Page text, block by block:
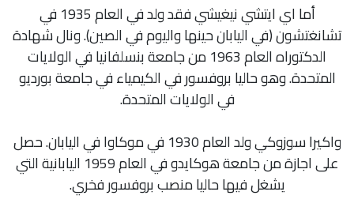
أما اي ايتشي نيغيشي فقد ولد في العام 1935 في
تشانغتشون (في اليابان حينها واليوم في الصين). ونال شهادة
الدكتوراه العام 1963 من جامعة بنسلفانيا في الولايات
المتحدة. وهو حاليا بروفسور في الكيمياء في جامعة بورديو
في الولايات المتحدة.
واكيرا سوزوكي ولد العام 1930 في موكاوا في اليابان. حصل
على اجازة من جامعة هوكايدو في العام 1959 اليابانية التي
يشغل فيها حاليا منصب بروفسور فخري.